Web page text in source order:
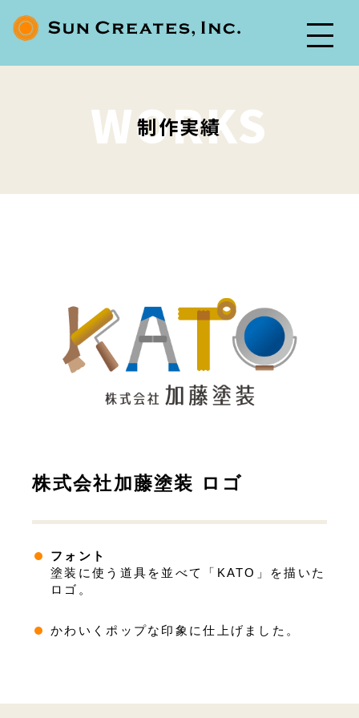
WORKS
制作実績
株式会社加藤塗装 ロゴ
フォント
塗装に使う道具を並べて「KATO」を描いた
ロゴ。
かわいくポップな印象に仕上げました。